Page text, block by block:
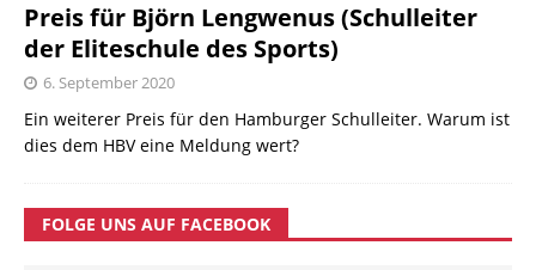
Preis für Björn Lengwenus (Schulleiter
der Eliteschule des Sports)
6. September 2020
Ein weiterer Preis für den Hamburger Schulleiter. Warum ist
dies dem HBV eine Meldung wert?
FOLGE UNS AUF FACEBOOK